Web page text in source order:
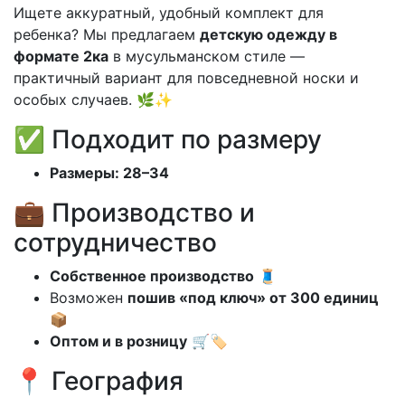
Ищете аккуратный, удобный комплект для
ребенка? Мы предлагаем детскую одежду в
формате 2ка в мусульманском стиле —
практичный вариант для повседневной носки и
особых случаев. 🌿✨
✅ Подходит по размеру
Размеры: 28–34
💼 Производство и
сотрудничество
Собственное производство 🧵
Возможен пошив «под ключ» от 300 единиц
📦
Оптом и в розницу 🛒🏷️
📍 География